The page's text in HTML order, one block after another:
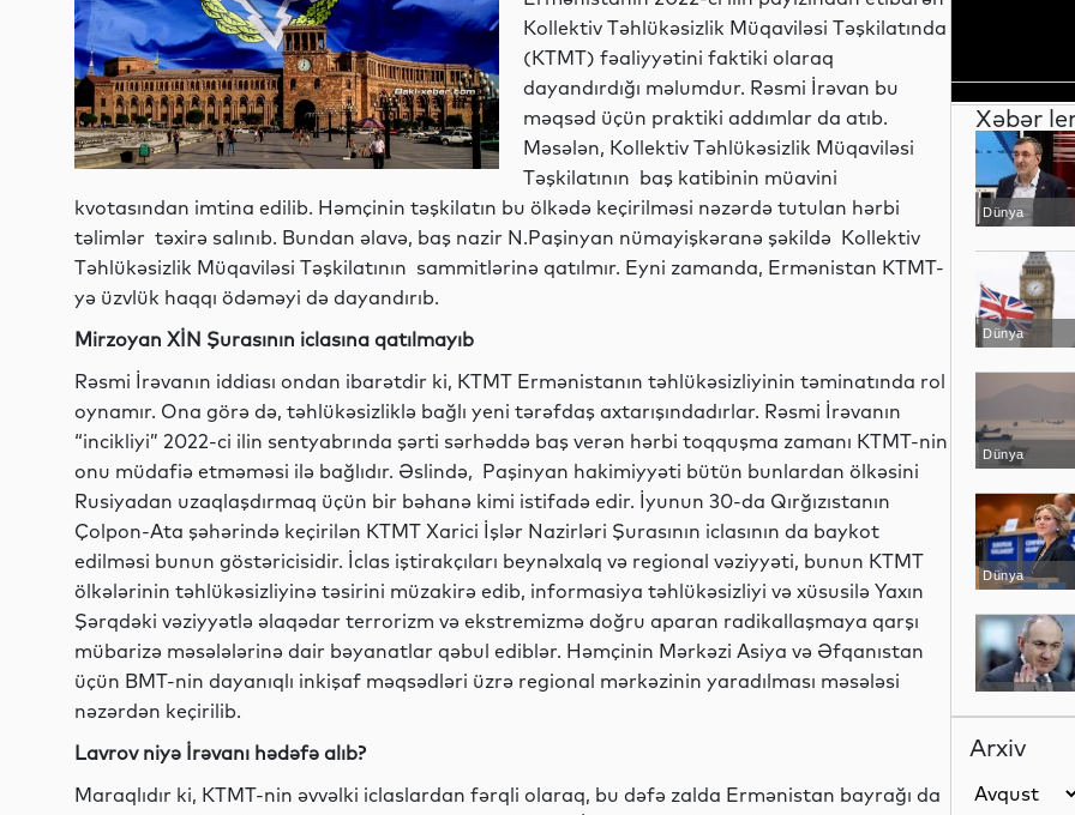
Kollektiv Təhlükəsizlik Müqaviləsi Təşkilatında
(KTMT) fəaliyyətini faktiki olaraq
dayandırdığı məlumdur. Rəsmi İrəvan bu
məqsəd üçün praktiki addımlar da atıb.
Məsələn, Kollektiv Təhlükəsizlik Müqaviləsi
Təşkilatının baş katibinin müavini
kvotasından imtina edilib. Həmçinin təşkilatın bu ölkədə keçirilməsi nəzərdə tutulan hərbi
təlimlər təxirə salınıb. Bundan əlavə, baş nazir N.Paşinyan nümayişkəranə şəkildə Kollektiv
Təhlükəsizlik Müqaviləsi Təşkilatının sammitlərinə qatılmır. Eyni zamanda, Ermənistan KTMT-
yə üzvlük haqqı ödəməyi də dayandırıb.
Mirzoyan XİN Şurasının iclasına qatılmayıb
Rəsmi İrəvanın iddiası ondan ibarətdir ki, KTMT Ermənistanın təhlükəsizliyinin təminatında rol
oynamır. Ona görə də, təhlükəsizliklə bağlı yeni tərəfdaş axtarışındadırlar. Rəsmi İrəvanın
“incikliyi” 2022-ci ilin sentyabrında şərti sərhəddə baş verən hərbi toqquşma zamanı KTMT-nin
onu müdafiə etməməsi ilə bağlıdır. Əslində, Paşinyan hakimiyyəti bütün bunlardan ölkəsini
Rusiyadan uzaqlaşdırmaq üçün bir bəhanə kimi istifadə edir. İyunun 30-da Qırğızıstanın
Çolpon-Ata şəhərində keçirilən KTMT Xarici İşlər Nazirləri Şurasının iclasının da baykot
edilməsi bunun göstəricisidir. İclas iştirakçıları beynəlxalq və regional vəziyyəti, bunun KTMT
ölkələrinin təhlükəsizliyinə təsirini müzakirə edib, informasiya təhlükəsizliyi və xüsusilə Yaxın
Şərqdəki vəziyyətlə əlaqədar terrorizm və ekstremizmə doğru aparan radikallaşmaya qarşı
mübarizə məsələlərinə dair bəyanatlar qəbul ediblər. Həmçinin Mərkəzi Asiya və Əfqanıstan
üçün BMT-nin dayanıqlı inkişaf məqsədləri üzrə regional mərkəzinin yaradılması məsələsi
nəzərdən keçirilib.
Lavrov niyə İrəvanı hədəfə alıb?
Maraqlıdır ki, KTMT-nin əvvəlki iclaslardan fərqli olaraq, bu dəfə zalda Ermənistan bayrağı da
Xəbər
Dünya
Dünya
Dünya
Dünya
Siyasət
Arxiv